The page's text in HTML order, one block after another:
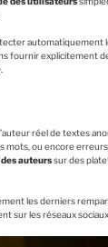
fournir explicitement
réel de textes
mots, ou encore
auteurssur des
les derniers
sur les réseaux sociaux.